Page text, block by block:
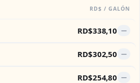
RD$ / GALÓN
RD$338,10 —
RD$302,50 —
RD$254,80 —